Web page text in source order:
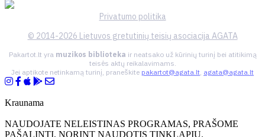
Privatumo politika
© 2014-2026 Lietuvos gretutinių teisių asociacija AGATA
Pakartot.lt yra muzikos biblioteka ir neatsako už kūrinių turinį bei atitikimą
teisės aktų reikalavimams.
Jei aptikote netinkamą turinį, praneškite pakartot@agata.lt, agata@agata.lt
Kraunama
NAUDOJATE NELEISTINAS PROGRAMAS, PRAŠOME
PAŠALINTI, NORINT NAUDOTIS TINKLAPIU.